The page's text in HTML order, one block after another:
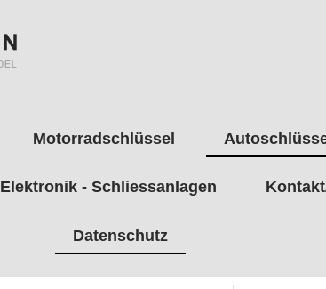
Motorradschlüssel
Elektronik - Schliessanlagen
Datenschutz